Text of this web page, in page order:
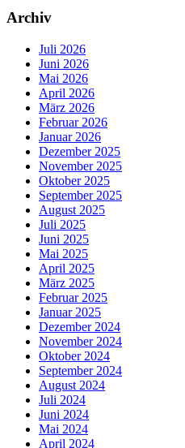
Archiv
Juli 2026
Juni 2026
Mai 2026
April 2026
März 2026
Februar 2026
Januar 2026
Dezember 2025
November 2025
Oktober 2025
September 2025
August 2025
Juli 2025
Juni 2025
Mai 2025
April 2025
März 2025
Februar 2025
Januar 2025
Dezember 2024
November 2024
Oktober 2024
September 2024
August 2024
Juli 2024
Juni 2024
Mai 2024
April 2024